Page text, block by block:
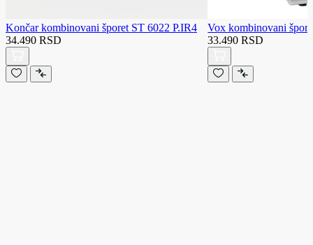
Končar kombinovani šporet ST 6022 P.IR4
34.490 RSD
Vox kombinovani
33.490 RSD